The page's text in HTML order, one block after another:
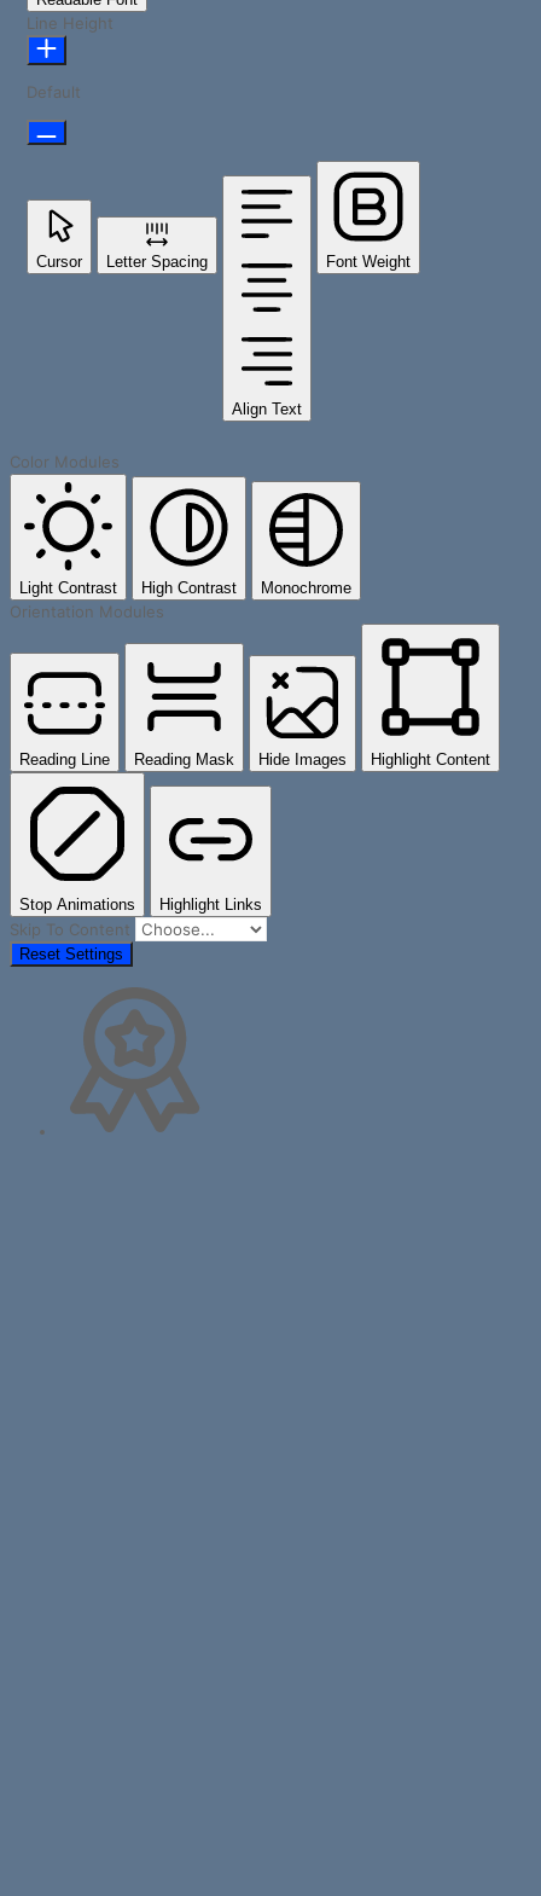
Line Height
Default
Cursor Letter Spacing
Align Text
Font Weight
Color Modules
Light Contrast High Contrast Monochrome
Orientation Modules
Reading Line Reading Mask Hide Images Highlight Content
Stop Animations Highlight Links
Skip To Content
Reset Settings